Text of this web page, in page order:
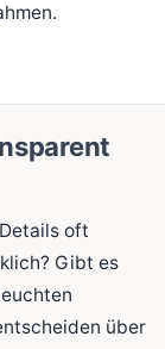
oft
Gibt es
über